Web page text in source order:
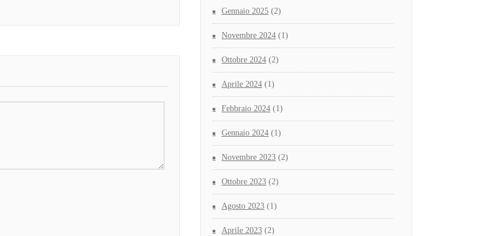
Gennaio 2025 (2)
Novembre 2024 (1)
Ottobre 2024 (2)
Aprile 2024 (1)
Febbraio 2024 (1)
Gennaio 2024 (1)
Novembre 2023 (2)
Ottobre 2023 (2)
Agosto 2023 (1)
Aprile 2023 (2)